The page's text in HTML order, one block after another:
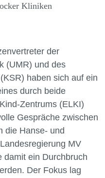
Kliniken
der
(UMR) und des
haben sich auf ein
durch beide
Zentrums (ELKI)
Gespräche zwischen
die Hanse- und
MV
damit ein Durchbruch
Der Fokus lag